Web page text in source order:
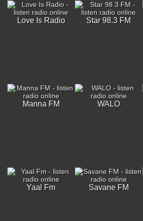
Love Is Radio Star 98.3 FM
Manna FM
WALO
Yaal Fm
Savane FM